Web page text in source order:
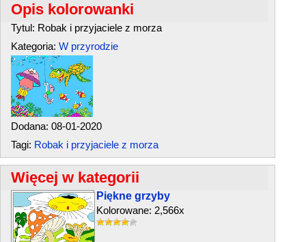
Opis kolorowanki
Tytul: Robak i przyjaciele z morza
Kategoria: W przyrodzie
Dodana: 08-01-2020
Tagi: Robak i przyjaciele z morza
Więcej w kategorii
Piękne grzyby
Kolorowane: 2,566x